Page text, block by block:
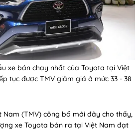
xe bán chạy nhất của Toyota tại Việt
tục được TMV giảm giá ở mức 33 - 38
Nam (TMV) công bố mới đây cho thấy,
xe Toyota bán ra tại Việt Nam đạt